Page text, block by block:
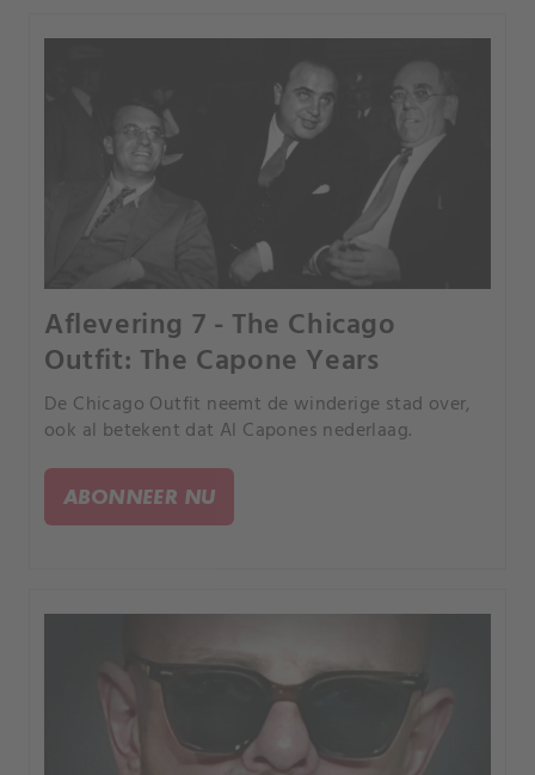
Aflevering 7 - The Chicago
Outfit: The Capone Years
De Chicago Outfit neemt de winderige stad over,
ook al betekent dat Al Capones nederlaag.
ABONNEER NU